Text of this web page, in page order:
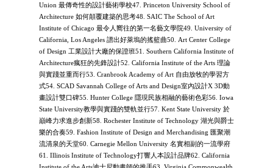
Union 最傳奇性的設計藝術學校47. Princeton University School of
Architecture 如何顛覆建築的思考48. SAIC The School of Art
Institute of Chicago 最令人嚮往的第一名藝文學院49. University of
California, Los Angeles 譜出好萊塢的搖籃曲50. Art Center College
of Design 工業設計大廠的保證班51. Southern California Institute of
Architecture瘋狂的先鋒設計52. California Institute of the Arts 理論
與實踐並重而行53. Cranbrook Academy of Art 自由放牧的學習方
式54. SCAD Savannah College of Arts and Design室內設計X 3D動
畫設計雙口碑55. Hunter College 隱現民族相融的藝術色彩56. Iowa
State University教學與實踐的雙軌並行57. Kent State University 於
巔峰力求進步創新58. Rochester Institute of Technology 湖光與爵士
樂的合奏59. Fashion Institute of Design and Merchandising 匯聚潮
流清泉的天堂60. Carnegie Mellon University 名實相副的一流學府
61. Illinois Institute of Technology打響人本設計品牌62. California